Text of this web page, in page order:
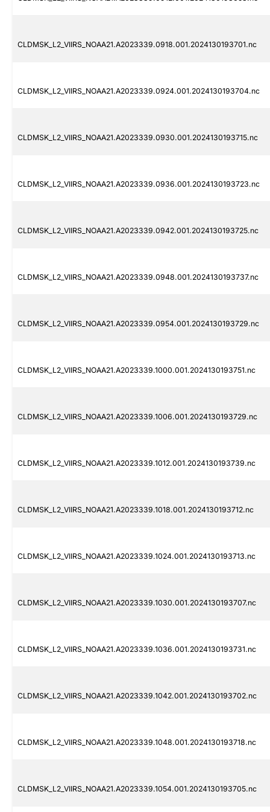
CLDMSK_L2_VIIRS_NOAA21.A2023339.0918.001.2024130193701.nc
CLDMSK_L2_VIIRS_NOAA21.A2023339.0924.001.2024130193704.nc
CLDMSK_L2_VIIRS_NOAA21.A2023339.0930.001.2024130193715.nc
CLDMSK_L2_VIIRS_NOAA21.A2023339.0936.001.2024130193723.nc
CLDMSK_L2_VIIRS_NOAA21.A2023339.0942.001.2024130193725.nc
CLDMSK_L2_VIIRS_NOAA21.A2023339.0948.001.2024130193737.nc
CLDMSK_L2_VIIRS_NOAA21.A2023339.0954.001.2024130193729.nc
CLDMSK_L2_VIIRS_NOAA21.A2023339.1000.001.2024130193751.nc
CLDMSK_L2_VIIRS_NOAA21.A2023339.1006.001.2024130193729.nc
CLDMSK_L2_VIIRS_NOAA21.A2023339.1012.001.2024130193739.nc
CLDMSK_L2_VIIRS_NOAA21.A2023339.1018.001.2024130193712.nc
CLDMSK_L2_VIIRS_NOAA21.A2023339.1024.001.2024130193713.nc
CLDMSK_L2_VIIRS_NOAA21.A2023339.1030.001.2024130193707.nc
CLDMSK_L2_VIIRS_NOAA21.A2023339.1036.001.2024130193731.nc
CLDMSK_L2_VIIRS_NOAA21.A2023339.1042.001.2024130193702.nc
CLDMSK_L2_VIIRS_NOAA21.A2023339.1048.001.2024130193718.nc
CLDMSK_L2_VIIRS_NOAA21.A2023339.1054.001.2024130193705.nc